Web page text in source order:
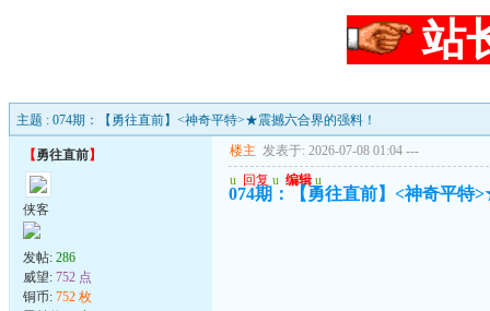
站
主题 : 074期：【勇往直前】<神奇平特>★震撼六合界的强料！
【勇往直前】
侠客
发帖: 286
威望: 752 点
铜币: 752 枚
楼主 发表于: 2026-07-08 01:04 ---
u 回复 u 编辑 u
074期：【勇往直前】<神奇平特